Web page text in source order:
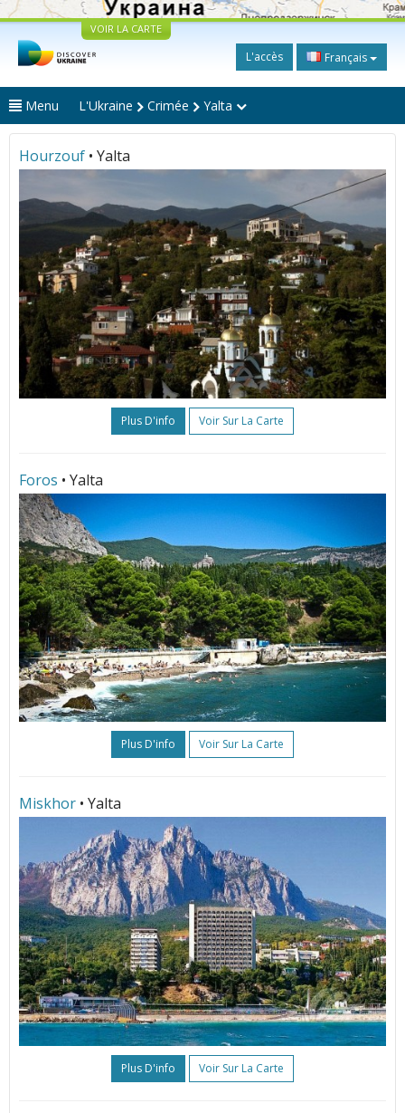
VOIR LA CARTE
L'accès Français
Menu L'Ukraine Crimée Yalta
Hourzouf • Yalta
Plus D'info Voir Sur La Carte
Foros • Yalta
Plus D'info Voir Sur La Carte
Miskhor • Yalta
Plus D'info Voir Sur La Carte